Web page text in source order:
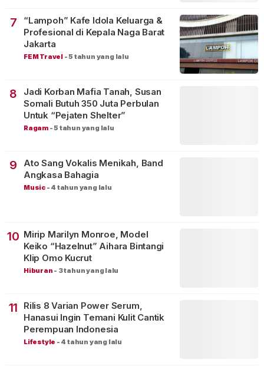
7
“Lampoh” Kafe Idola Keluarga &
Profesional di Kepala Naga Barat
Jakarta
FEM Travel -5 tahun yang lalu
8
Jadi Korban Mafia Tanah, Susan
Somali Butuh 350 Juta Perbulan
Untuk “Pejaten Shelter”
Ragam -5 tahun yang lalu
9
Ato Sang Vokalis Menikah, Band
Angkasa Bahagia
Music - 4 tahun yang lalu
10 Mirip Marilyn Monroe, Model
Keiko “Hazelnut” Aihara Bintangi
Klip Omo Kucrut
Hiburan - 3 tahun yang lalu
11
Rilis 8 Varian Power Serum,
Hanasui Ingin Temani Kulit Cantik
Perempuan Indonesia
Lifestyle - 4 tahun yang lalu